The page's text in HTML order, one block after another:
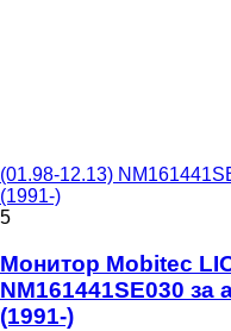
(01.98-12.13)
(1991-)
5
Монитор Mobitec
NM161441SE030 за
(1991-)